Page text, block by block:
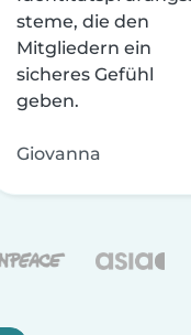
steme, die den
Mitgliedern ein
sicheres Gefühl
geben.
Giovanna